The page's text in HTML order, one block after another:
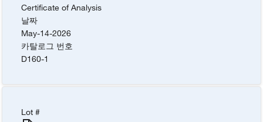
Certificate of Analysis
날짜
May-14-2026
카탈로그 번호
D160-1
Lot #